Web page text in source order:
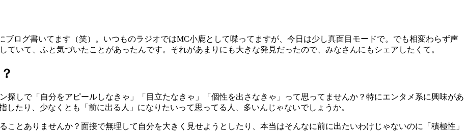
ログ書いてます（笑）。いつものラジオではMC小鹿として喋ってますが、今日は少し真面目モードで。でも相変わらず声
ていて、ふと気づいたことがあったんです。それがあまりにも大きな発見だったので、みなさんにもシェアしたくて。
探しで「自分をアピールしなきゃ」「目立たなきゃ」「個性を出さなきゃ」って思ってませんか？特にエンタメ系に興味があ
したり、少なくとも「前に出る人」になりたいって思ってる人、多いんじゃないでしょうか。
とありませんか？面接で無理して自分を大きく見せようとしたり、本当はそんなに前に出たいわけじゃないのに「積極性」